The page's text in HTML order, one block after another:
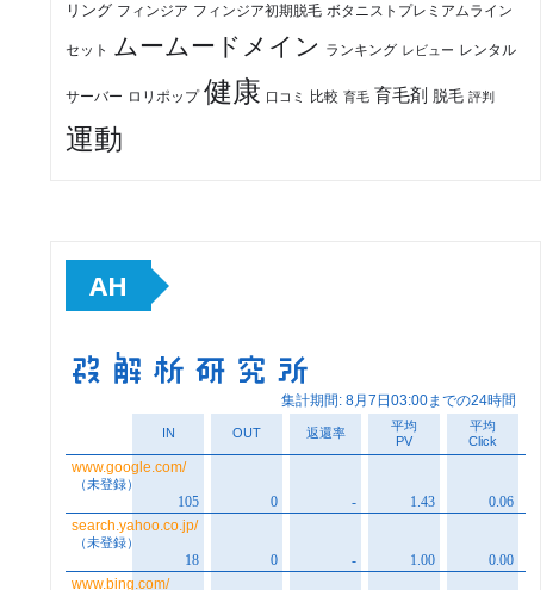
リング フィンジア フィンジア初期脱毛 ボタニストプレミアムライン
セット ムームードメイン ランキング レビュー レンタル
サーバー ロリポップ 健康 口コミ 比較 育毛 育毛剤 脱毛 評判
運動
AH